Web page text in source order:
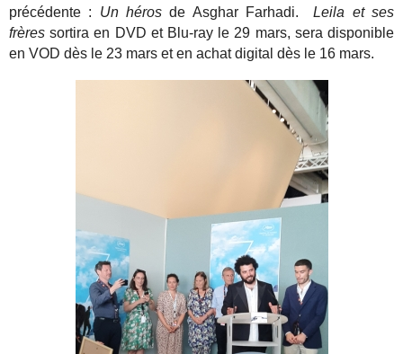
précédente : Un hérosde Asghar Farhadi.
Leila et ses
frèressortira en DVD et Blu-ray le 29 mars, sera disponible
en VOD dès le 23 mars et en achat digital dès le 16 mars.